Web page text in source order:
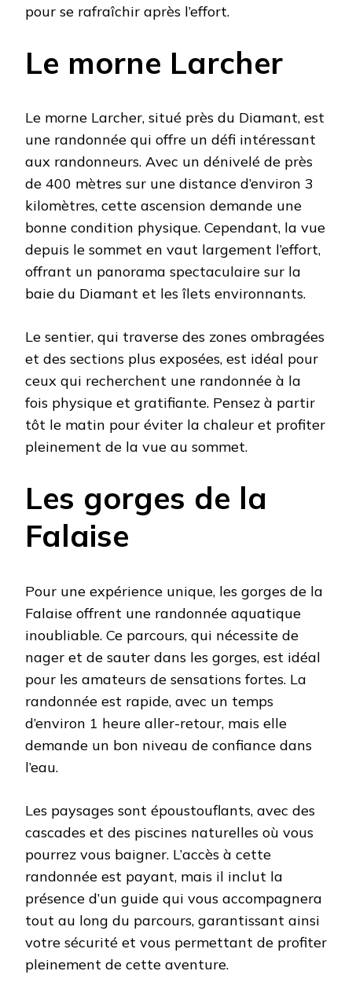
pour se rafraîchir après l’effort.
Le morne Larcher
Le morne Larcher, situé près du Diamant, est
une randonnée qui offre un défi intéressant
aux randonneurs. Avec un dénivelé de près
de 400 mètres sur une distance d’environ 3
kilomètres, cette ascension demande une
bonne condition physique. Cependant, la vue
depuis le sommet en vaut largement l’effort,
offrant un panorama spectaculaire sur la
baie du Diamant et les îlets environnants.
Le sentier, qui traverse des zones ombragées
et des sections plus exposées, est idéal pour
ceux qui recherchent une randonnée à la
fois physique et gratifiante. Pensez à partir
tôt le matin pour éviter la chaleur et profiter
pleinement de la vue au sommet.
Les gorges de la
Falaise
Pour une expérience unique, les gorges de la
Falaise offrent une randonnée aquatique
inoubliable. Ce parcours, qui nécessite de
nager et de sauter dans les gorges, est idéal
pour les amateurs de sensations fortes. La
randonnée est rapide, avec un temps
d’environ 1 heure aller-retour, mais elle
demande un bon niveau de confiance dans
l’eau.
Les paysages sont époustouflants, avec des
cascades et des piscines naturelles où vous
pourrez vous baigner. L’accès à cette
randonnée est payant, mais il inclut la
présence d’un guide qui vous accompagnera
tout au long du parcours, garantissant ainsi
votre sécurité et vous permettant de profiter
pleinement de cette aventure.